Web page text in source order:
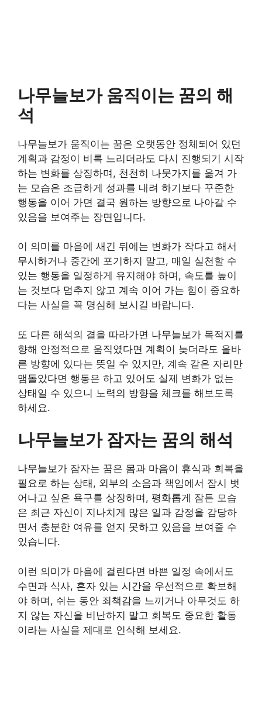
나무늘보가 움직이는 꿈의 해
석
나무늘보가 움직이는 꿈은 오랫동안 정체되어 있던
계획과 감정이 비록 느리더라도 다시 진행되기 시작
하는 변화를 상징하며, 천천히 나뭇가지를 옮겨 가
는 모습은 조급하게 성과를 내려 하기보다 꾸준한
행동을 이어 가면 결국 원하는 방향으로 나아갈 수
있음을 보여주는 장면입니다.
이 의미를 마음에 새긴 뒤에는 변화가 작다고 해서
무시하거나 중간에 포기하지 말고, 매일 실천할 수
있는 행동을 일정하게 유지해야 하며, 속도를 높이
는 것보다 멈추지 않고 계속 이어 가는 힘이 중요하
다는 사실을 꼭 명심해 보시길 바랍니다.
또 다른 해석의 결을 따라가면 나무늘보가 목적지를
향해 안정적으로 움직였다면 계획이 늦더라도 올바
른 방향에 있다는 뜻일 수 있지만, 계속 같은 자리만
맴돌았다면 행동은 하고 있어도 실제 변화가 없는
상태일 수 있으니 노력의 방향을 체크를 해보도록
하세요.
나무늘보가 잠자는 꿈의 해석
나무늘보가 잠자는 꿈은 몸과 마음이 휴식과 회복을
필요로 하는 상태, 외부의 소음과 책임에서 잠시 벗
어나고 싶은 욕구를 상징하며, 평화롭게 잠든 모습
은 최근 자신이 지나치게 많은 일과 감정을 감당하
면서 충분한 여유를 얻지 못하고 있음을 보여줄 수
있습니다.
이런 의미가 마음에 걸린다면 바쁜 일정 속에서도
수면과 식사, 혼자 있는 시간을 우선적으로 확보해
야 하며, 쉬는 동안 죄책감을 느끼거나 아무것도 하
지 않는 자신을 비난하지 말고 회복도 중요한 활동
이라는 사실을 제대로 인식해 보세요.